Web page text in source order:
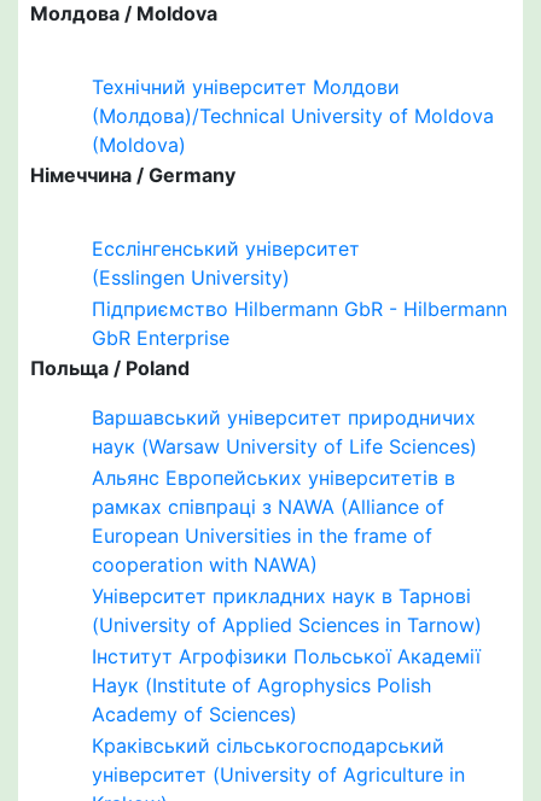
Молдова / Moldova
Технічний університет Молдови
(Молдова)/Technical University of Moldova
(Moldova)
Німеччина / Germany
Есслінгенський університет
(Еsslingen University)
Підприємство Hilbermann GbR - Hilbermann
GbR Enterprise
Польща / Poland
Варшавський університет природничих
наук (Warsaw University of Life Sciences)
Альянс Европейських університетів в
рамках співпраці з NAWA (Alliance of
European Universities in the frame of
cooperation with NAWA)
Університет прикладних наук в Тарнові
(University of Applied Sciences in Tarnow)
Інститут Агрофізики Польської Академії
Наук (Institute of Agrophysics Polish
Academy of Sciences)
Краківський сільськогосподарський
університет (University of Agriculture in